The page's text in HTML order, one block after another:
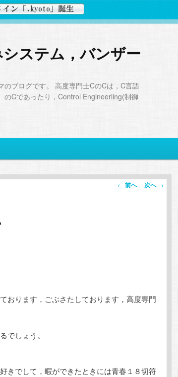
ステム，バンザー
のブログです。 高度専門士CのCは，C言語
Cであったり，Control Engineerling(制御
投
← 前へ 次へ→
おります，ごぶさたしております，高度専門
でしょう。
きでして，暇ができたときには青春１８切符